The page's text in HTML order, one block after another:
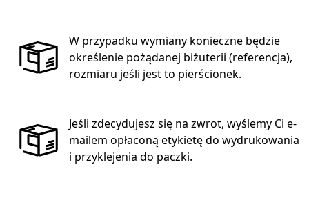
W przypadku wymiany konieczne będzie
określenie pożądanej biżuterii (referencja),
rozmiaru jeśli jest to pierścionek.
Jeśli zdecydujesz się na zwrot, wyślemy Ci e-
mailem opłaconą etykietę do wydrukowania
i przyklejenia do paczki.